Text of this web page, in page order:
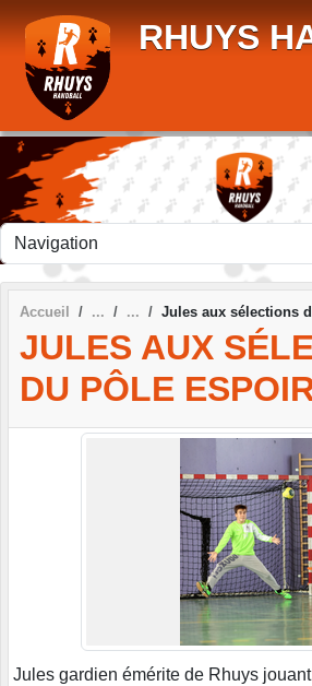
RHUYS
Accueil Jules aux sélections
JULES AUX
DU PÔLE
Jules gardien émérite de Rhuys
Panneau de gestion des cookies